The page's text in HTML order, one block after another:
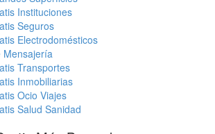
Instituciones
Seguros
Electrodomésticos
Mensajería
Transportes
Inmobiliarias
Ocio Viajes
Salud Sanidad